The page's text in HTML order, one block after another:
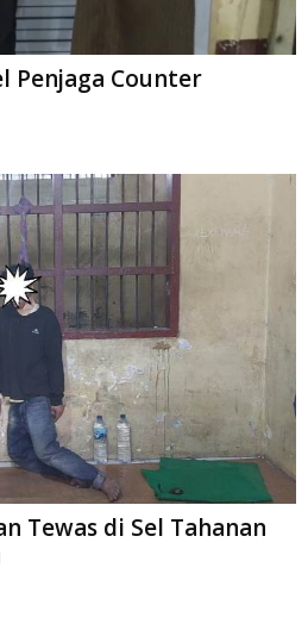
Penjaga Counter
Tewas di Sel Tahanan